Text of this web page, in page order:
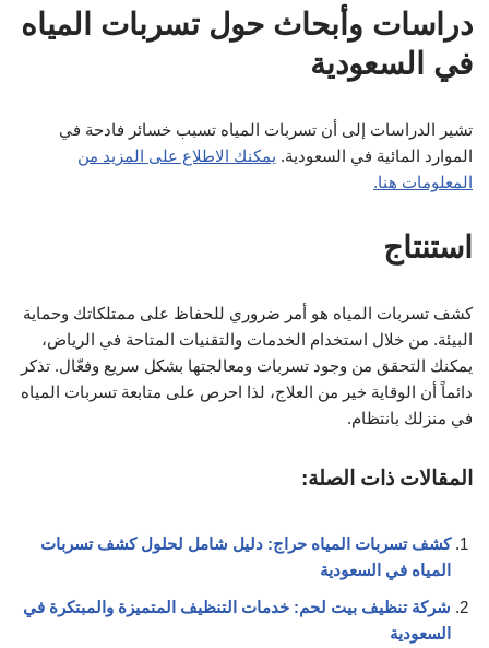
دراسات وأبحاث حول تسربات المياه
في السعودية
تشير الدراسات إلى أن تسربات المياه تسبب خسائر فادحة في
الموارد المائية في السعودية. يمكنك الاطلاع على المزيد من
المعلومات هنا.
استنتاج
كشف تسربات المياه هو أمر ضروري للحفاظ على ممتلكاتك وحماية
البيئة. من خلال استخدام الخدمات والتقنيات المتاحة في الرياض،
يمكنك التحقق من وجود تسربات ومعالجتها بشكل سريع وفعّال. تذكر
دائماً أن الوقاية خير من العلاج، لذا احرص على متابعة تسربات المياه
في منزلك بانتظام.
المقالات ذات الصلة:
كشف تسربات المياه حراج: دليل شامل لحلول كشف تسربات
المياه في السعودية
شركة تنظيف بيت لحم: خدمات التنظيف المتميزة والمبتكرة في
السعودية